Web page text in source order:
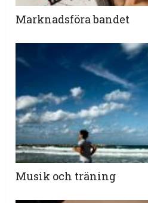
Marknadsföra bandet
Musik och träning